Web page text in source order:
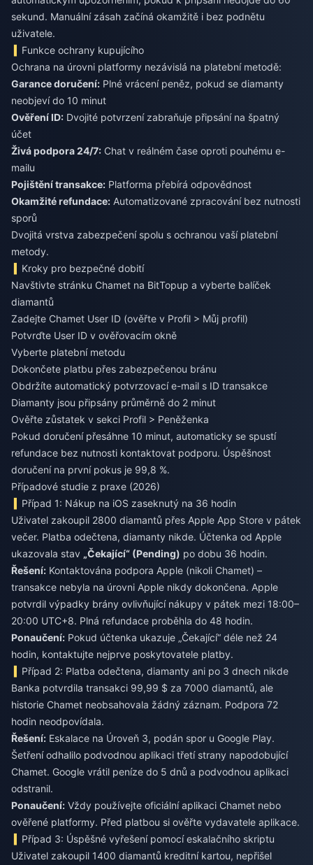
sekund. Manuální zásah začíná okamžitě i bez podnětu
uživatele.
Funkce ochrany kupujícího
Ochrana na úrovni platformy nezávislá na platební metodě:
Garance doručení: Plné vrácení peněz, pokud se diamanty
neobjeví do 10 minut
Ověření ID: Dvojité potvrzení zabraňuje připsání na špatný
účet
Živá podpora 24/7: Chat v reálném čase oproti pouhému e-
mailu
Pojištění transakce: Platforma přebírá odpovědnost
Okamžité refundace: Automatizované zpracování bez nutnosti
sporů
Dvojitá vrstva zabezpečení spolu s ochranou vaší platební
metody.
Kroky pro bezpečné dobití
Navštivte stránku Chamet na BitTopup a vyberte balíček
diamantů
Zadejte Chamet User ID (ověřte v Profil > Můj profil)
Potvrďte User ID v ověřovacím okně
Vyberte platební metodu
Dokončete platbu přes zabezpečenou bránu
Obdržíte automatický potvrzovací e-mail s ID transakce
Diamanty jsou připsány průměrně do 2 minut
Ověřte zůstatek v sekci Profil > Peněženka
Pokud doručení přesáhne 10 minut, automaticky se spustí
refundace bez nutnosti kontaktovat podporu. Úspěšnost
doručení na první pokus je 99,8 %.
Případové studie z praxe (2026)
Případ 1: Nákup na iOS zaseknutý na 36 hodin
Uživatel zakoupil 2800 diamantů přes Apple App Store v pátek
večer. Platba odečtena, diamanty nikde. Účtenka od Apple
ukazovala stav „Čekající“ (Pending) po dobu 36 hodin.
Řešení: Kontaktována podpora Apple (nikoli Chamet) –
transakce nebyla na úrovni Apple nikdy dokončena. Apple
potvrdil výpadky brány ovlivňující nákupy v pátek mezi 18:00–
20:00 UTC+8. Plná refundace proběhla do 48 hodin.
Ponaučení: Pokud účtenka ukazuje „Čekající“ déle než 24
hodin, kontaktujte nejprve poskytovatele platby.
Případ 2: Platba odečtena, diamanty ani po 3 dnech nikde
Banka potvrdila transakci 99,99 $ za 7000 diamantů, ale
historie Chamet neobsahovala žádný záznam. Podpora 72
hodin neodpovídala.
Řešení: Eskalace na Úroveň 3, podán spor u Google Play.
Šetření odhalilo podvodnou aplikaci třetí strany napodobující
Chamet. Google vrátil peníze do 5 dnů a podvodnou aplikaci
odstranil.
Ponaučení: Vždy používejte oficiální aplikaci Chamet nebo
ověřené platformy. Před platbou si ověřte vydavatele aplikace.
Případ 3: Úspěšné vyřešení pomocí eskalačního skriptu
Uživatel zakoupil 1400 diamantů kreditní kartou, nepřišel